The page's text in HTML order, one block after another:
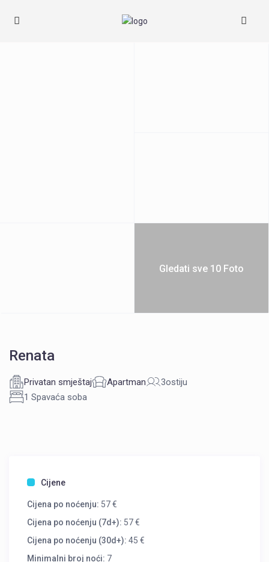
Gledati sve 10 Foto
Renata
Privatan smještaj Apartman
3ostiju
1 Spavaća soba
Cijene
Cijena po noćenju: 57 €
Cijena po noćenju (7d+): 57 €
Cijena po noćenju (30d+): 45 €
Minimalni broj noći: 7